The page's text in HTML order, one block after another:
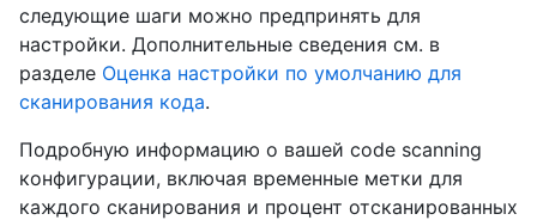
следующие шаги можно предпринять для
настройки. Дополнительные сведения см. в
разделе Оценка настройки по умолчанию для
сканирования кода.
Подробную информацию о вашей code scanning
конфигурации, включая временные метки для
каждого сканирования и процент отсканированных